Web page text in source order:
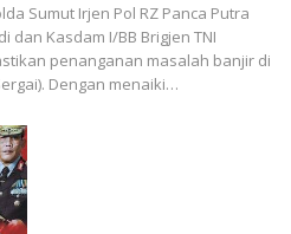
Sumut Irjen Pol RZ Panca Putra
dan Kasdam I/BB Brigjen TNI
penanganan masalah banjir di
Dengan menaiki…